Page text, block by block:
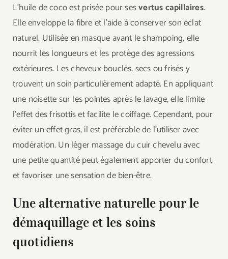
L’huile de coco est prisée pour sesvertus capillaires.
Elle enveloppe la fibre et l’aide à conserver son éclat
naturel. Utilisée en masque avant le shampoing, elle
nourrit les longueurs et les protège des agressions
extérieures. Les cheveux bouclés, secs ou frisés y
trouvent un soin particulièrement adapté. En appliquant
une noisette sur les pointes après le lavage, elle limite
l’effet des frisottis et facilite le coiffage. Cependant, pour
éviter un effet gras, il est préférable de l’utiliser avec
modération. Un léger massage du cuir chevelu avec
une petite quantité peut également apporter du confort
et favoriser une sensation de bien-être.
Une alternative naturelle pour le
démaquillage et les soins
quotidiens